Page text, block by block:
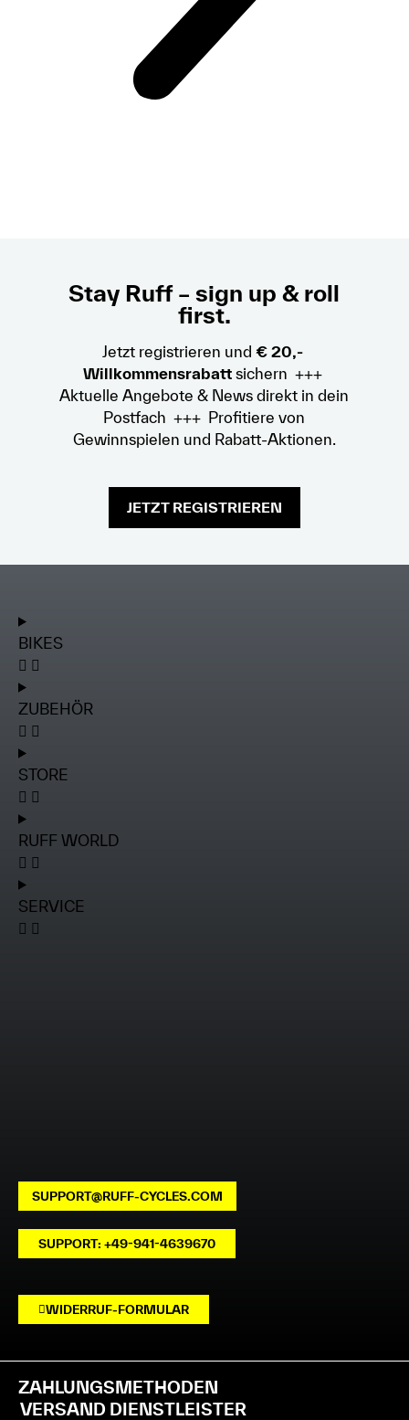
Stay Ruff – sign up & roll
first.
Jetzt registrieren und € 20,-
Willkommensrabattsichern +++
Aktuelle Angebote & News direkt in dein
Postfach +++ Profitiere von
Gewinnspielen und Rabatt-Aktionen.
JETZT REGISTRIEREN
BIKES
ZUBEHÖR
STORE
RUFF WORLD
SERVICE
SUPPORT@RUFF-CYCLES.COM
SUPPORT: +49-941-4639670
WIDERRUF-FORMULAR
ZAHLUNGSMETHODEN
VERSAND DIENSTLEISTER